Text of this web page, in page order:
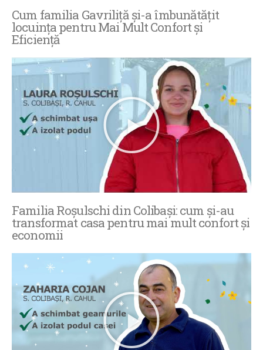
Cum familia Gavriliță și-a îmbunătățit
locuința pentru Mai Mult Confort și
Eficiență
Familia Roșulschi din Colibași: cum și-au
transformat casa pentru mai mult confort și
economii